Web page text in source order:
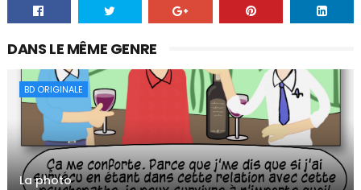
DANS LE MÊME GENRE
BD ORIGINALE
La photo